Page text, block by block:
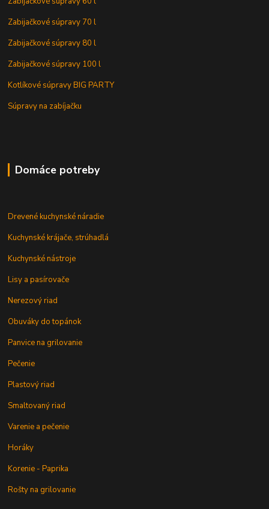
Zabijačkové súpravy 70 l
Zabijačkové súpravy 80 l
Zabijačkové súpravy 100 l
Kotlíkové súpravy BIG PARTY
Súpravy na zabíjačku
Domáce potreby
Drevené kuchynské náradie
Kuchynské krájače, strúhadlá
Kuchynské nástroje
Lisy a pasírovače
Nerezový riad
Obuváky do topánok
Panvice na grilovanie
Pečenie
Plastový riad
Smaltovaný riad
Varenie a pečenie
Horáky
Korenie - Paprika
Rošty na grilovanie